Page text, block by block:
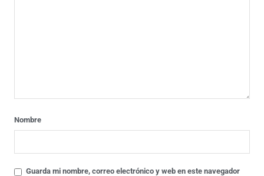
Nombre
Guarda mi nombre, correo electrónico y web en este navegador